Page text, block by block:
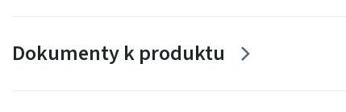
Dokumenty k produktu